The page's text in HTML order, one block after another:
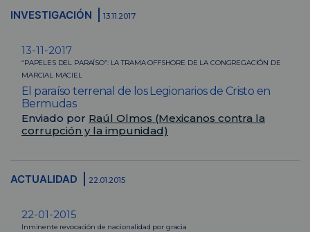
INVESTIGACIÓN 13.11.2017
13-11-2017
“PAPELES DEL PARAÍSO”: LA TRAMA OFFSHORE DE LA CONGREGACIÓN DE
MARCIAL MACIEL
El paraíso terrenal de los Legionarios de Cristo en
Bermudas
Enviado por Raúl Olmos (Mexicanos contra la
corrupción y la impunidad)
ACTUALIDAD 22.01.2015
22-01-2015
Inminente revocación de nacionalidad por gracia